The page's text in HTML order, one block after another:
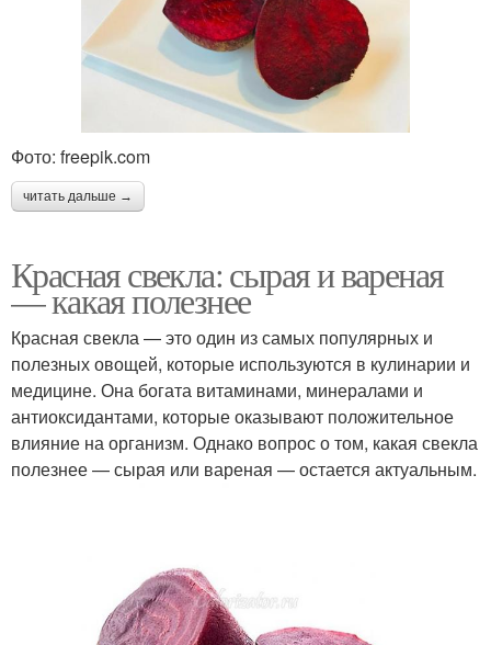
Фото: freepik.com
читать дальше →
Красная свекла: сырая и вареная
— какая полезнее
Красная свекла — это один из самых популярных и
полезных овощей, которые используются в кулинарии и
медицине. Она богата витаминами, минералами и
антиоксидантами, которые оказывают положительное
влияние на организм. Однако вопрос о том, какая свекла
полезнее — сырая или вареная — остается актуальным.